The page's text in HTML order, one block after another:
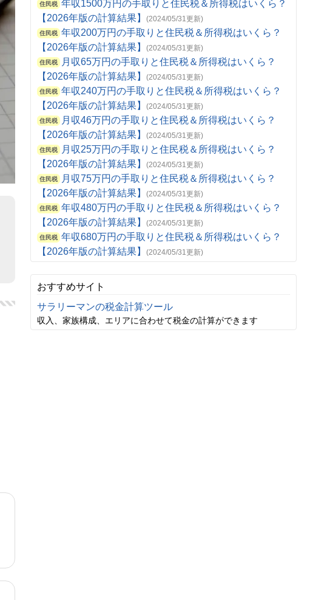
住民税 年収1500万円の手取りと住民税＆所得税はいくら？
【2026年版の計算結果】(2024/05/31更新)
住民税 年収200万円の手取りと住民税＆所得税はいくら？
【2026年版の計算結果】(2024/05/31更新)
住民税
月収65万円の手取りと住民税＆所得税はいくら？
【2026年版の計算結果】(2024/05/31更新)
住民税 年収240万円の手取りと住民税＆所得税はいくら？
【2026年版の計算結果】(2024/05/31更新)
住民税
月収46万円の手取りと住民税＆所得税はいくら？
【2026年版の計算結果】(2024/05/31更新)
住民税
月収25万円の手取りと住民税＆所得税はいくら？
【2026年版の計算結果】(2024/05/31更新)
住民税
月収75万円の手取りと住民税＆所得税はいくら？
【2026年版の計算結果】(2024/05/31更新)
住民税 年収480万円の手取りと住民税＆所得税はいくら？
【2026年版の計算結果】(2024/05/31更新)
住民税 年収680万円の手取りと住民税＆所得税はいくら？
【2026年版の計算結果】(2024/05/31更新)
おすすめサイト
サラリーマンの税金計算ツール
収入、家族構成、エリアに合わせて税金の計算ができます